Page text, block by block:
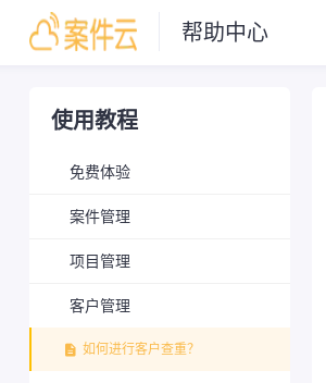
帮助中心
使用教程
免费体验
案件管理
项目管理
客户管理
 如何进行客户查重？